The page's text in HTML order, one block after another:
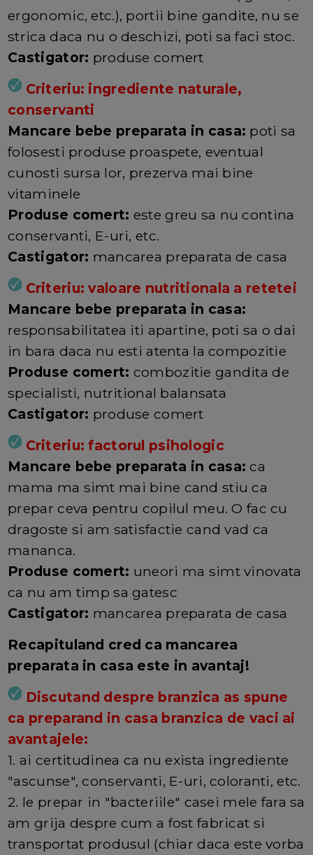
ergonomic, etc.), portii bine gandite, nu se
strica daca nu o deschizi, poti sa faci stoc.
Castigator: produse comert
Criteriu: ingrediente naturale,
conservanti
Mancare bebe preparata in casa: poti sa
folosesti produse proaspete, eventual
cunosti sursa lor, prezerva mai bine
vitaminele
Produse comert: este greu sa nu contina
conservanti, E-uri, etc.
Castigator: mancarea preparata de casa
Criteriu: valoare nutritionala a retetei
Mancare bebe preparata in casa:
responsabilitatea iti apartine, poti sa o dai
in bara daca nu esti atenta la compozitie
Produse comert: combozitie gandita de
specialisti, nutritional balansata
Castigator: produse comert
Criteriu: factorul psihologic
Mancare bebe preparata in casa: ca
mama ma simt mai bine cand stiu ca
prepar ceva pentru copilul meu. O fac cu
dragoste si am satisfactie cand vad ca
mananca.
Produse comert: uneori ma simt vinovata
ca nu am timp sa gatesc
Castigator: mancarea preparata de casa
Recapituland cred ca mancarea
preparata in casa este in avantaj!
Discutand despre branzica as spune
ca preparand in casa branzica de vaci ai
avantajele:
1. ai certitudinea ca nu exista ingrediente
"ascunse", conservanti, E-uri, coloranti, etc.
2. le prepar in "bacteriile" casei mele fara sa
am grija despre cum a fost fabricat si
transportat produsul (chiar daca este vorba